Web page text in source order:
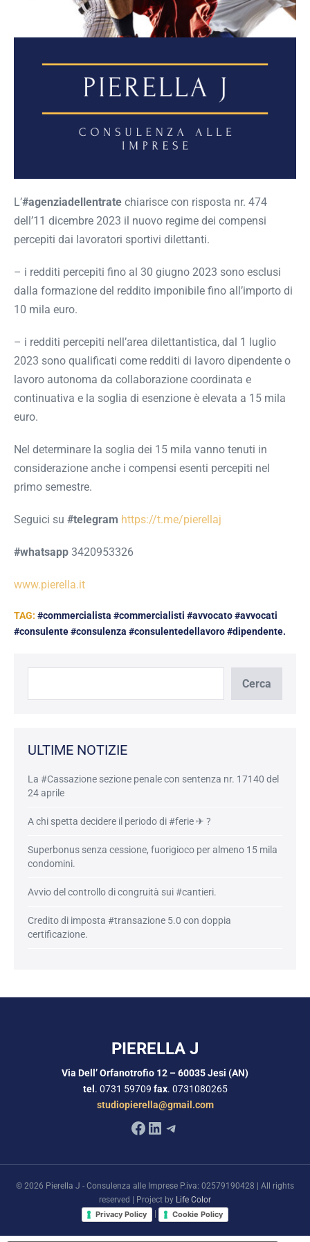
L’#agenziadellentrate chiarisce con risposta nr. 474
dell’11 dicembre 2023 il nuovo regime dei compensi
percepiti dai lavoratori sportivi dilettanti.
– i redditi percepiti fino al 30 giugno 2023 sono esclusi
dalla formazione del reddito imponibile fino all’importo di
10 mila euro.
– i redditi percepiti nell’area dilettantistica, dal 1 luglio
2023 sono qualificati come redditi di lavoro dipendente o
lavoro autonoma da collaborazione coordinata e
continuativa e la soglia di esenzione è elevata a 15 mila
euro.
Nel determinare la soglia dei 15 mila vanno tenuti in
considerazione anche i compensi esenti percepiti nel
primo semestre.
Seguici su #telegram https://t.me/pierellaj
#whatsapp 3420953326
www.pierella.it
TAG: #commercialista #commercialisti #avvocato #avvocati
#consulente #consulenza #consulentedellavoro #dipendente.
Cerca
ULTIME NOTIZIE
La #Cassazione sezione penale con sentenza nr. 17140 del
24 aprile
A chi spetta decidere il periodo di #ferie ✈ ?
Superbonus senza cessione, fuorigioco per almeno 15 mila
condomini.
Avvio del controllo di congruità sui #cantieri.
Credito di imposta #transazione 5.0 con doppia
certificazione.
PIERELLA J
Via Dell’ Orfanotrofio 12 – 60035 Jesi (AN)
tel . 0731 59709 fax. 0731080265
studiopierella@gmail.com
Facebook
LinkedIn
Telegram
© 2026 Pierella J - Consulenza alle Imprese P.iva: 02579190428 | All rights
reserved | Project by Life Color
Privacy Policy
Cookie Policy